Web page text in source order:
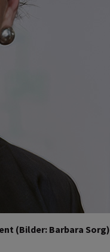
(Bilder: Barbara Sorg)